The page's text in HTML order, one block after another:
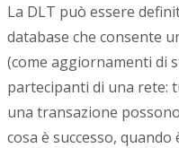
La DLT può essere
database che consente
(come aggiornamenti di
partecipanti di una rete:
una transazione
cosa è successo,